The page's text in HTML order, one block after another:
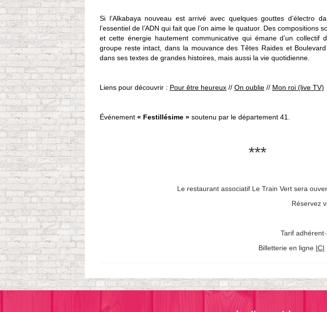
Si l’Alkabaya nouveau est arrivé avec quelques gouttes d’électro
l’essentiel de l’ADN qui fait que l’on aime le quatuor. Des compositions
et cette énergie hautement communicative qui émane d’un collectif
groupe reste intact, dans la mouvance des Têtes Raides et
dans ses textes de grandes histoires, mais aussi la vie quotidienne.
Liens pour découvrir : Pour être heureux // On oublie // Mon roi (live TV)
Événement « Festillésime » soutenu par le département 41.
***
Le restaurant associatif Le Train Vert sera
Réservez
Tarif
Billetterie en ligne ICI